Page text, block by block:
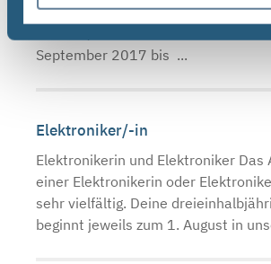
Geschäftsführer vor: bis Juni 2025
September 2017 bis ...
Elektroniker/-in
Elektronikerin und Elektroniker Das
einer Elektronikerin oder
sehr vielfältig. Deine
beginnt jeweils zum 1. August in